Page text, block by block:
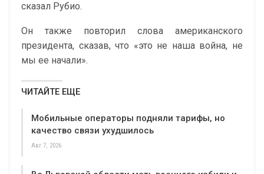
сказал Рубио.
Он также повторил слова американского
президента, сказав, что «это не наша война, не
мы ее начали».
ЧИТАЙТЕ ЕЩЕ
Мобильные операторы подняли тарифы, но
качество связи ухудшилось
Авг 7, 2026